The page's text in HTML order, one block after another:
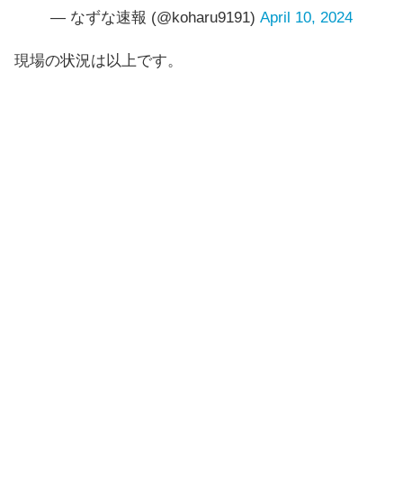
— なずな速報 (@koharu9191) April 10, 2024
現場の状況は以上です。